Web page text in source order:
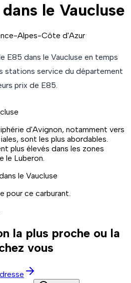
dans le Vaucluse
Alpes-Côte d'Azur
E85 dans le Vaucluse en temps
stations service du département
prix de E85.
d'Avignon, notamment vers
sont les plus abordables.
plus élevés dans les zones
le Luberon.
le Vaucluse
pour ce carburant.
la plus proche ou la
vous